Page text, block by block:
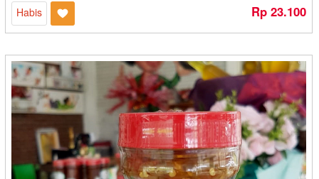
Pempek Beringin - Palembang
Pempek Bulan - Bontang
Pempek Cik Toni - Bengkulu
Pempek Mangdin 679 - Palembang
Pempek Selamet - Jambi
Pempek Sumsel - Jambi
Pempek Tarisa - Bandar Lampung
Perusahaan Cita Rasa - Bengkulu
PESONA Express
Habis Rp 23.100